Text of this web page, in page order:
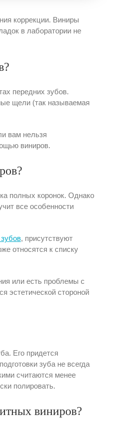
коррекции. Виниры
в лаборатории не
передних зубов.
щели (так называемая
вам нельзя
виниров.
полных коронок. Однако
все особенности
, присутствуют
относятся к списку
или есть проблемы с
эстетической стороной
Его придется
зуба не всегда
считаются менее
полировать.
виниров?